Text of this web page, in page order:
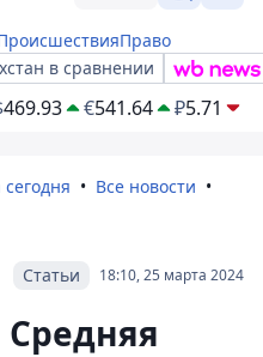
Право
в сравнении
469.93 €541.64 ₽5.71
Все новости
18:10, 25 марта 2024
Статьи